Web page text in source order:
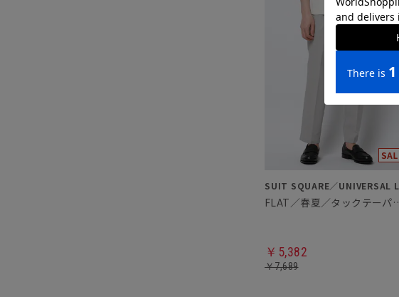
FLAT／春夏
￥5,382
￥7,689